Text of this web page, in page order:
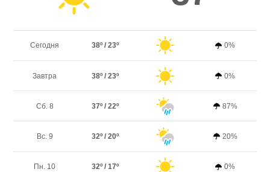
Сегодня 38º / 23º 0%
Завтра 38º / 23º 0%
Сб. 8 37º / 22º 87%
Вс. 9 32º / 20º 20%
Пн. 10 32º / 17º 0%